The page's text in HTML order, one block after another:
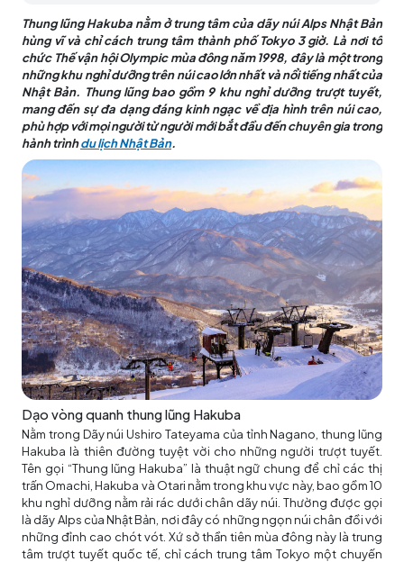
Thung lũng Hakuba nằm ở trung tâm của dãy núi Alps Nhật Bản
hùng vĩ và chỉ cách trung tâm thành phố Tokyo 3 giờ. Là nơi tổ
chức Thế vận hội Olympic mùa đông năm 1998, đây là một trong
những khu nghỉ dưỡng trên núi cao lớn nhất và nổi tiếng nhất của
Nhật Bản. Thung lũng bao gồm 9 khu nghỉ dưỡng trượt tuyết,
mang đến sự đa dạng đáng kinh ngạc về địa hình trên núi cao,
phù hợp với mọi người từ người mới bắt đầu đến chuyên gia trong
hành trìnhdu lịch Nhật Bản.
Dạo vòng quanh thung lũng Hakuba
Nằm trong Dãy núi Ushiro Tateyama của tỉnh Nagano, thung lũng
Hakuba là thiên đường tuyệt vời cho những người trượt tuyết.
Tên gọi “Thung lũng Hakuba” là thuật ngữ chung để chỉ các thị
trấn Omachi, Hakuba và Otari nằm trong khu vực này, bao gồm 10
khu nghỉ dưỡng nằm rải rác dưới chân dãy núi. Thường được gọi
là dãy Alps của Nhật Bản, nơi đây có những ngọn núi chân đồi với
những đỉnh cao chót vót. Xứ sở thần tiên mùa đông này là trung
tâm trượt tuyết quốc tế, chỉ cách trung tâm Tokyo một chuyến